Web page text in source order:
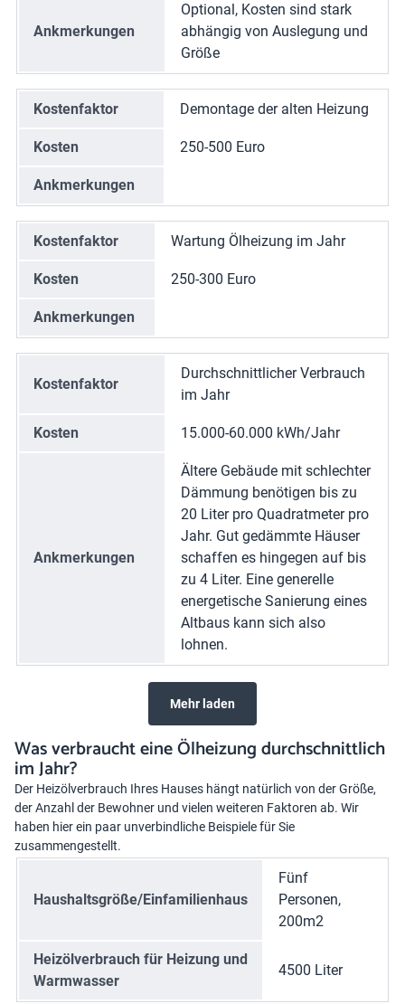
Ankmerkungen
Optional, Kosten sind stark
abhängig von Auslegung und
Größe
Kostenfaktor Demontage der alten Heizung
Kosten 250-500 Euro
Ankmerkungen
Kostenfaktor Wartung Ölheizung im Jahr
Kosten 250-300 Euro
Ankmerkungen
Kostenfaktor
Durchschnittlicher Verbrauch
im Jahr
Kosten 15.000-60.000 kWh/Jahr
Ankmerkungen
Ältere Gebäude mit schlechter
Dämmung benötigen bis zu
20 Liter pro Quadratmeter pro
Jahr. Gut gedämmte Häuser
schaffen es hingegen auf bis
zu 4 Liter. Eine generelle
energetische Sanierung eines
Altbaus kann sich also
lohnen.
Mehr laden
Was verbraucht eine Ölheizung durchschnittlich
im Jahr?
Der Heizölverbrauch Ihres Hauses hängt natürlich von der Größe,
der Anzahl der Bewohner und vielen weiteren Faktoren ab. Wir
haben hier ein paar unverbindliche Beispiele für Sie
zusammengestellt.
Haushaltsgröße/Einfamilienhaus
Fünf
Personen,
200m2
Heizölverbrauch für Heizung und
Warmwasser
4500 Liter